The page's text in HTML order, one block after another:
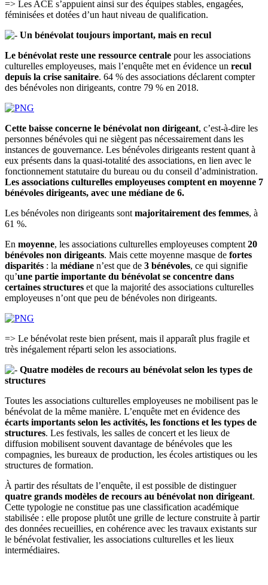
=> Les ACE s’appuient ainsi sur des équipes stables, engagées,
féminisées et dotées d’un haut niveau de qualification.
Un bénévolat toujours important, mais en recul
Le bénévolat reste une ressource centrale pour les associations
culturelles employeuses, mais l’enquête met en évidence un recul
depuis la crise sanitaire. 64 % des associations déclarent compter
des bénévoles non dirigeants, contre 79 % en 2018.
Cette baisse concerne le bénévolat non dirigeant, c’est-à-dire les
personnes bénévoles qui ne siègent pas nécessairement dans les
instances de gouvernance. Les bénévoles dirigeants restent quant à
eux présents dans la quasi-totalité des associations, en lien avec le
fonctionnement statutaire du bureau ou du conseil d’administration.
Les associations culturelles employeuses comptent en moyenne 7
bénévoles dirigeants, avec une médiane de 6.
Les bénévoles non dirigeants sont majoritairement des femmes, à
61 %.
En moyenne, les associations culturelles employeuses comptent 20
bénévoles non dirigeants. Mais cette moyenne masque de fortes
disparités : la médiane n’est que de 3 bénévoles, ce qui signifie
qu’une partie importante du bénévolat se concentre dans
certaines structures et que la majorité des associations culturelles
employeuses n’ont que peu de bénévoles non dirigeants.
=> Le bénévolat reste bien présent, mais il apparaît plus fragile et
très inégalement réparti selon les associations.
Quatre modèles de recours au bénévolat selon les types de
structures
Toutes les associations culturelles employeuses ne mobilisent pas le
bénévolat de la même manière. L’enquête met en évidence des
écarts importants selon les activités, les fonctions et les types de
structures. Les festivals, les salles de concert et les lieux de
diffusion mobilisent souvent davantage de bénévoles que les
compagnies, les bureaux de production, les écoles artistiques ou les
structures de formation.
À partir des résultats de l’enquête, il est possible de distinguer
quatre grands modèles de recours au bénévolat non dirigeant.
Cette typologie ne constitue pas une classification académique
stabilisée : elle propose plutôt une grille de lecture construite à partir
des données recueillies, en cohérence avec les travaux existants sur
le bénévolat festivalier, les associations culturelles et les lieux
intermédiaires.